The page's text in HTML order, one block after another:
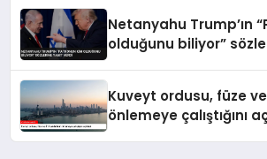
Netanyahu Trump’ın
olduğunu biliyor”
Kuveyt ordusu, füze ve
önlemeye çalıştığını